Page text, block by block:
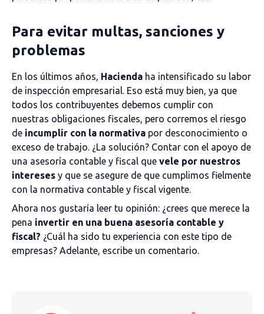
Para evitar multas, sanciones y
problemas
En los últimos años, Hacienda ha intensificado su labor
de inspección empresarial. Eso está muy bien, ya que
todos los contribuyentes debemos cumplir con
nuestras obligaciones fiscales, pero corremos el riesgo
de incumplir con la normativa por desconocimiento o
exceso de trabajo. ¿La solución? Contar con el apoyo de
una asesoría contable y fiscal que vele por nuestros
intereses y que se asegure de que cumplimos fielmente
con la normativa contable y fiscal vigente.
Ahora nos gustaría leer tu opinión: ¿crees que merece la
pena invertir en una buena asesoría contable y
fiscal? ¿Cuál ha sido tu experiencia con este tipo de
empresas? Adelante, escribe un comentario.